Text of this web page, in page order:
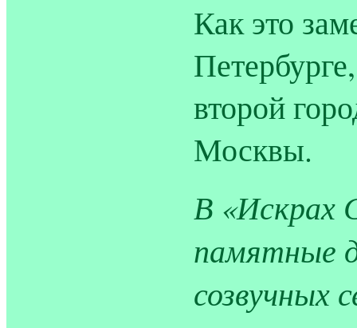
Как это
второй
Москвы.
В «Искрах
памятные
созвучных